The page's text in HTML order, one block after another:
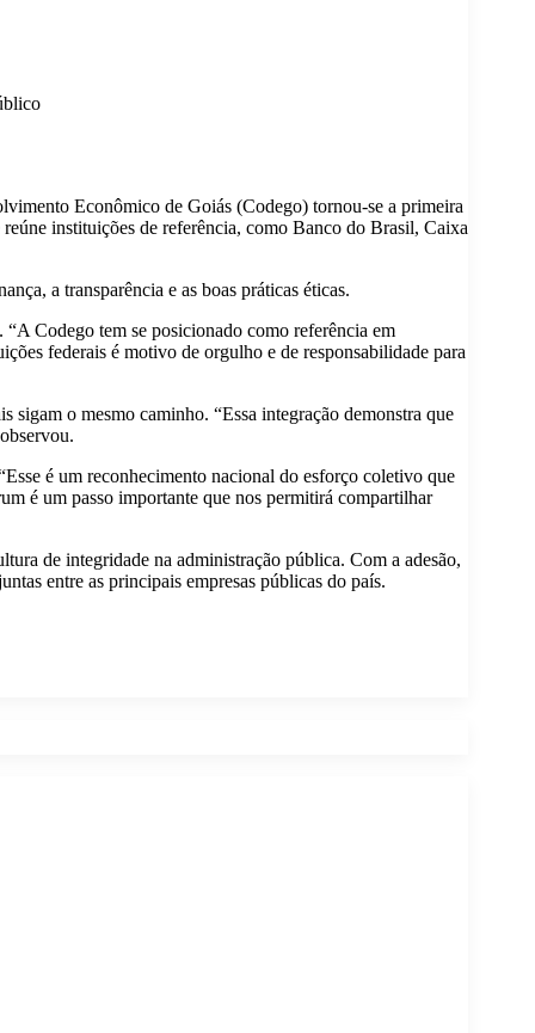
Econômico de Goiás (Codego) tornou-se a primeira
instituições de referência, como Banco do Brasil, Caixa
a transparência e as boas práticas éticas.
Codego tem se posicionado como referência em
federais é motivo de orgulho e de responsabilidade para
sigam o mesmo caminho. “Essa integração demonstra que
é um reconhecimento nacional do esforço coletivo que
é um passo importante que nos permitirá compartilhar
de integridade na administração pública. Com a adesão,
entre as principais empresas públicas do país.